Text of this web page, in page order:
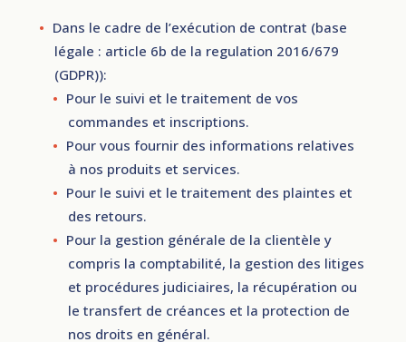
Dans le cadre de l’exécution de contrat (base
légale : article 6b de la regulation 2016/679
(GDPR)):
Pour le suivi et le traitement de vos
commandes et inscriptions.
Pour vous fournir des informations relatives
à nos produits et services.
Pour le suivi et le traitement des plaintes et
des retours.
Pour la gestion générale de la clientèle y
compris la comptabilité, la gestion des litiges
et procédures judiciaires, la récupération ou
le transfert de créances et la protection de
nos droits en général.